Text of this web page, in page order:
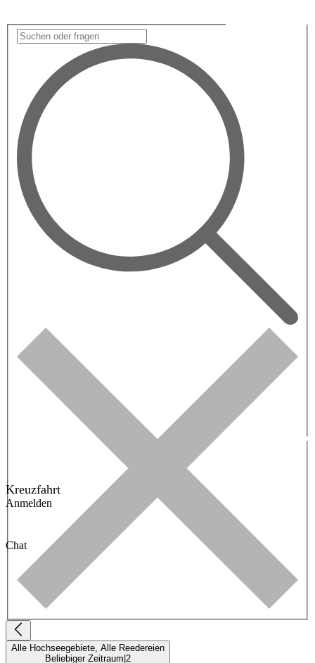
Kreuzfahrt
Anmelden
Chat
Alle Hochseegebiete, Alle Reedereien
Beliebiger Zeitraum 2